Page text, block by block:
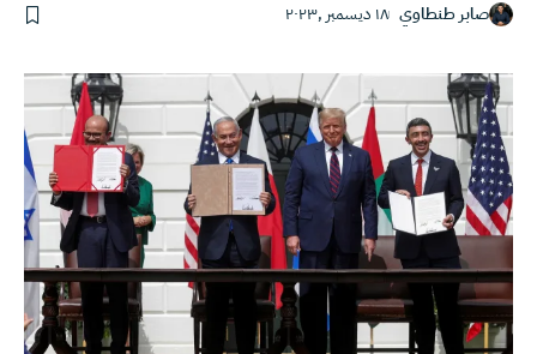
صابر طنطاوي ١٨ ديسمبر ,٢٠٢٣